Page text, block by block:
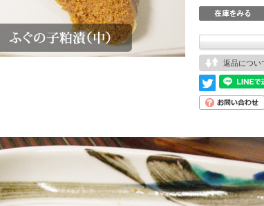
返品につい